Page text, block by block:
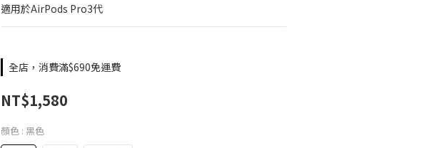
適用於AirPods Pro3代
全店，消費滿$690免運費
NT$1,580
顏色 : 黑色